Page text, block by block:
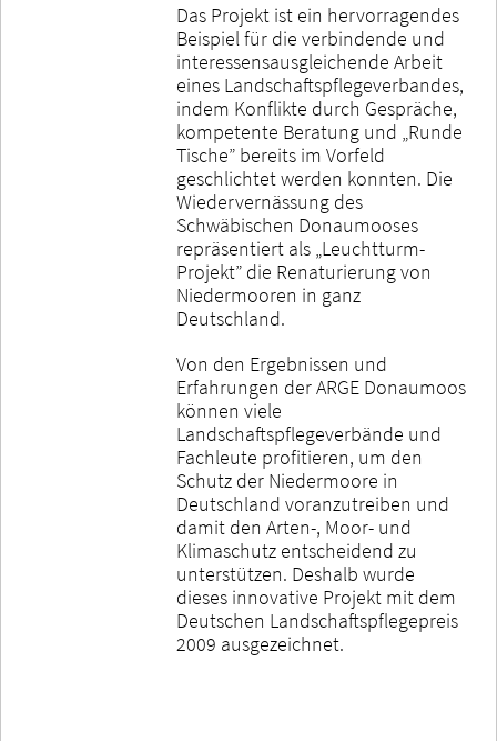
Das Projekt ist ein hervorragendes
Beispiel für die verbindende und
interessensausgleichende Arbeit
eines Landschaftspflegeverbandes,
indem Konflikte durch Gespräche,
kompetente Beratung und „Runde
Tische” bereits im Vorfeld
geschlichtet werden konnten. Die
Wiedervernässung des
Schwäbischen Donaumooses
repräsentiert als „Leuchtturm-
Projekt” die Renaturierung von
Niedermooren in ganz
Deutschland.
Von den Ergebnissen und
Erfahrungen der ARGE Donaumoos
können viele
Landschaftspflegeverbände und
Fachleute profitieren, um den
Schutz der Niedermoore in
Deutschland voranzutreiben und
damit den Arten-, Moor- und
Klimaschutz entscheidend zu
unterstützen. Deshalb wurde
dieses innovative Projekt mit dem
Deutschen Landschaftspflegepreis
2009 ausgezeichnet.